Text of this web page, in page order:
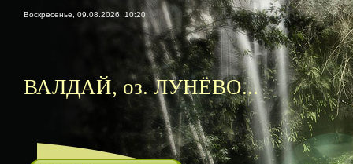
Воскресенье, 09.08.2026, 10:20
ВАЛДАЙ, оз. ЛУНЁВО...